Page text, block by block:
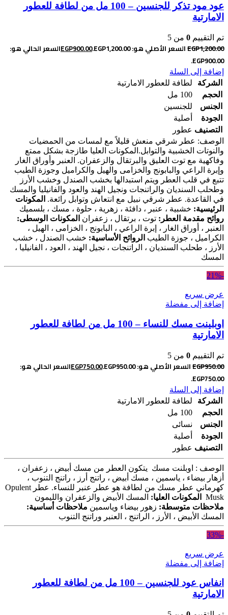
عود مود تذكر للجنسين – 100 مل من لطافة للعطور
الامارتية
تم التقييم 0 من 5
EGP1,200.00 السعر الأصلي هو: EGP1,200.00. EGP900.00
السعر الحالي هو:
EGP900.00.
إضافة إلى السلة
الشركة
لطافة للعطور الامارتية
الحجم
100 مل
الجنس
للجنسين
الجودة
أصلية
التصنيف عطور
الوصف: عطر شرقي منعش قليلاً مع لمسات من الحمضيات
والنوتات الخشبية والتوابل. المكونات العليا طازجة بشكل ممتع
وفاكهية مع توت العليق والبرتقال والزعفران. العنبر وأوراق الغار
وإبرة الراعي والبابونج والخزامى والهيل والكراميل وجوزة الطيب
تتبع في قلب العطر ويتم استبدالها بخشب الصندل وخشب الأرز
وطحلب السنديان والراتنجات ونجيل الهند والعود والفانيليا والمسك
في القاعدة. عطر شرقي نبيل مع انتعاش وتوابل رائعة. المكونات
الرئيسية: خشبية ، عنبر ، دافئة ، زهرية ، حلوة ، مسك ، بلسميك
روائح مقدمة العطر: توت ، برتقال ، زعفران المكونات الوسطى:
العنبر ، أوراق الغار ، إبرة الراعي ، البابونج ، الخزامى ، الهيل ،
الكراميل ، جوزة الطيب الروائح الأساسية: خشب الصندل ، خشب
الأرز ، طحلب السنديان ، الراتنجات ، نجيل الهند ، العود ، الفانيليا ،
المسك
-21%
عرض سريع
إضافة إلى مفضلة
اوبلينت مسك للنساء – 100 مل من لطافة للعطور
الامارتية
تم التقييم 0 من 5
EGP950.00 السعر الأصلي هو: EGP950.00. EGP750.00
السعر الحالي هو:
EGP750.00.
إضافة إلى السلة
الشركة
لطافة للعطور الامارتية
الحجم
100 مل
الجنس
نسائى
الجودة
أصلية
التصنيف عطور
الوصف : اوبلنت مسك يتكون العطر من مسك أبيض ، زعفران ،
أزهار بيضاء ، ياسمين ، مسك أبيض ، راتنج أرز ، راتنج التنوب ،
كهرماني
عطر مسك من لطافة هو عطر عنبر للنساء. عطر Opulent
Musk
المكونات العليا: المسك الأبيض والزعفران والليمون
ملاحظات متوسطة: زهور بيضاء وياسمين ملاحظات أساسية:
المسك الأبيض ، الأرز ، الراتنج ، العنبر وراتنج التنوب
-33%
عرض سريع
إضافة إلى مفضلة
انفاس عود للجنسين – 100 مل من لطافة للعطور
الامارتية